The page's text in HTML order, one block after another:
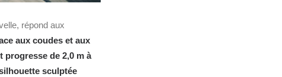
répond aux
aux coudes et aux
progresse de 2,0 m à
sculptée